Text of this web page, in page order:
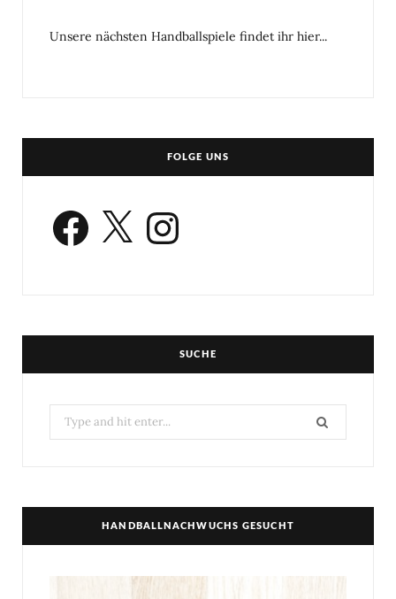
Unsere nächsten Handballspiele findet ihr hier...
FOLGE UNS
Facebook Instagram
SUCHE
Search
for:
HANDBALLNACHWUCHS GESUCHT